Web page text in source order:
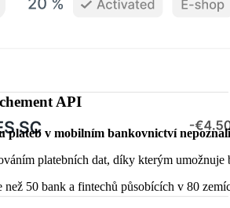
API
plateb v mobilním bankovnictví
platebních dat, díky kterým
50 bank a fintechů působících v 80